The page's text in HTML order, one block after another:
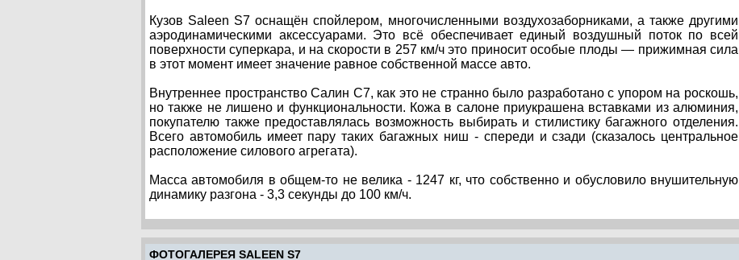
Кузов Saleen S7 оснащён спойлером, многочисленными воздухозаборниками, а также другими
аэродинамическими аксессуарами. Это всё обеспечивает единый воздушный поток по всей
поверхности суперкара, и на скорости в 257 км/ч это приносит особые плоды — прижимная сила
в этот момент имеет значение равное собственной массе авто.
Внутреннее пространство Салин С7, как это не странно было разработано с упором на роскошь,
но также не лишено и функциональности. Кожа в салоне приукрашена вставками из алюминия,
покупателю также предоставлялась возможность выбирать и стилистику багажного отделения.
Всего автомобиль имеет пару таких багажных ниш - спереди и сзади (сказалось центральное
расположение силового агрегата).
Масса автомобиля в общем-то не велика - 1247 кг, что собственно и обусловило внушительную
динамику разгона - 3,3 секунды до 100 км/ч.
ФОТОГАЛЕРЕЯ SALEEN S7